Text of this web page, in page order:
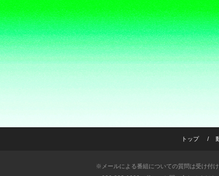
トップ
※メールによる番組についての質問は受け付